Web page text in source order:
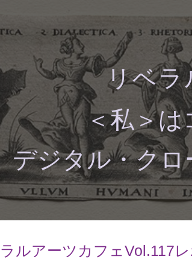
リベラ
＜私＞は
デジタル・ク
ルアーツカフェVol.117